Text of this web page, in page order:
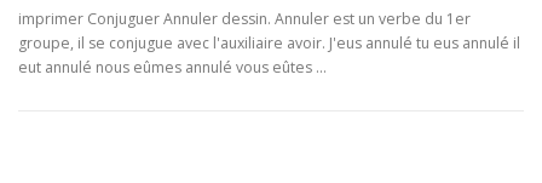
imprimer Conjuguer Annuler dessin. Annuler est un verbe du 1er
groupe, il se conjugue avec l'auxiliaire avoir. J'eus annulé tu eus annulé il
eut annulé nous eûmes annulé vous eûtes …